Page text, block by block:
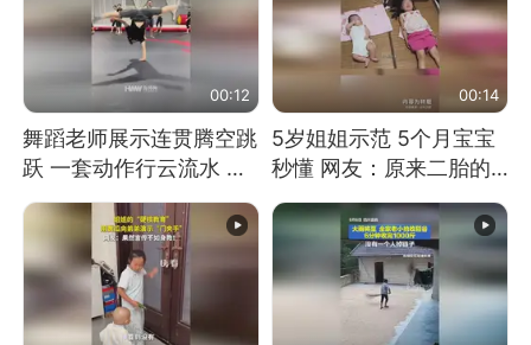
00:12
舞蹈老师展示连贯腾空跳
跃 一套动作行云流水 节
奏感拉满 网友：怎么做
到又舞又武的？
00:14
5岁姐姐示范 5个月宝宝
秒懂 网友：原来二胎的
快乐长这样